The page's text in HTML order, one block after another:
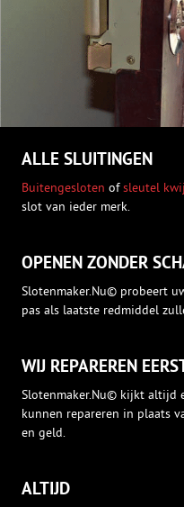
ALLE SLUITINGEN
Buitengesloten ofsleutel
slot van ieder merk.
OPENEN ZONDER
Slotenmaker.Nu© probeert
pas als laatste redmiddel
WIJ REPAREREN
Slotenmaker.Nu© kijkt altijd
kunnen repareren in plaats
en geld.
ALTIJD